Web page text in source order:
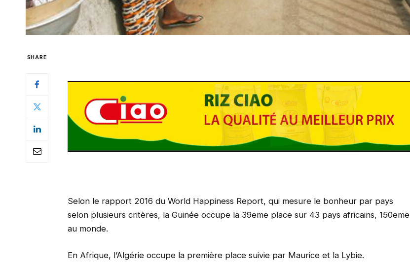
SHARE
Selon le rapport 2016 du World Happiness Report, qui mesure le bonheur par pays
selon plusieurs critères, la Guinée occupe la 39eme place sur 43 pays africains, 150eme
au monde.
En Afrique, l’Algérie occupe la première place suivie par Maurice et la Lybie.